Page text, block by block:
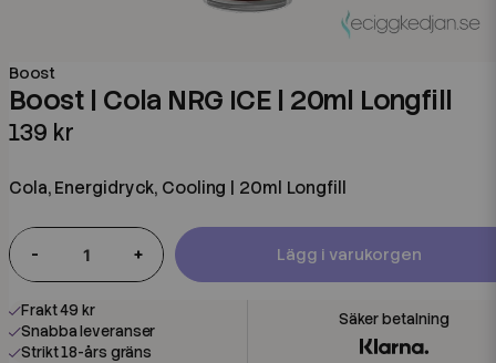
Boost
Boost | Cola NRG ICE | 20ml Longfill
139 kr
Cola, Energidryck, Cooling | 20ml Longfill
- + Lägg i varukorgen
Frakt 49 kr
Snabba leveranser
Strikt 18-års gräns